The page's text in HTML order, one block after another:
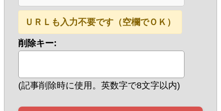
ＵＲＬも入力不要です（空欄でＯＫ）
削除キー:
(記事削除時に使用。英数字で8文字以内)